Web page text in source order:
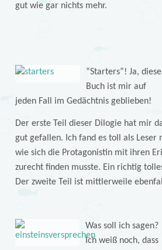
gut wie gar nichts mehr.
“Starters”! Ja,
Buch ist mir auf
jeden Fall im Gedächtnis geblieben!
Der erste Teil dieser Dilogie hat mir
gut gefallen. Ich fand es toll als Leser
wie sich die Protagonistin mit ihren
zurecht finden musste. Ein richtig
Der zweite Teil ist mittlerweile
Was soll ich sagen?
Ich weiß noch, dass